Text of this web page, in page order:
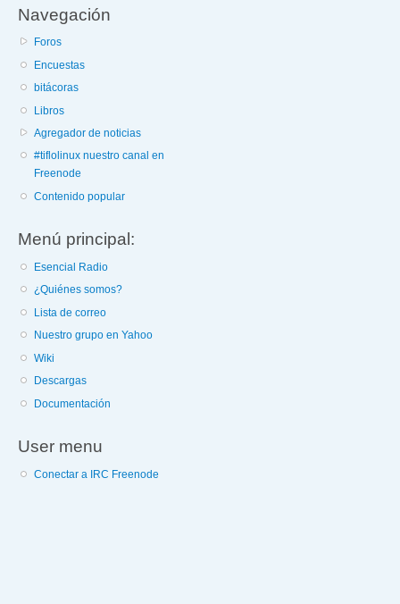
Navegación
Foros
Encuestas
bitácoras
Libros
Agregador de noticias
#tiflolinux nuestro canal en
Freenode
Contenido popular
Menú principal:
Esencial Radio
¿Quiénes somos?
Lista de correo
Nuestro grupo en Yahoo
Wiki
Descargas
Documentación
User menu
Conectar a IRC Freenode